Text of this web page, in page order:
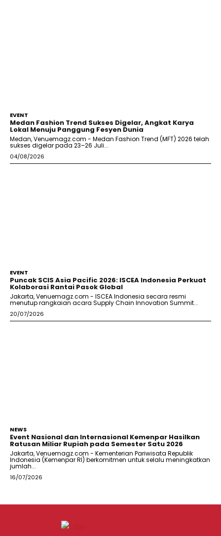
EVENT
Medan Fashion Trend Sukses Digelar, Angkat Karya
Lokal Menuju Panggung Fesyen Dunia
Medan, Venuemagz.com - Medan Fashion Trend (MFT) 2026 telah
sukses digelar pada 23–26 Juli...
04/08/2026
EVENT
Puncak SCIS Asia Pacific 2026: ISCEA Indonesia Perkuat
Kolaborasi Rantai Pasok Global
Jakarta, Venuemagz.com - ISCEA Indonesia secara resmi
menutup rangkaian acara Supply Chain Innovation Summit...
20/07/2026
NEWS
Event Nasional dan Internasional Kemenpar Hasilkan
Ratusan Miliar Rupiah pada Semester Satu 2026
Jakarta, Venuemagz.com - Kementerian Pariwisata Republik
Indonesia (Kemenpar RI) berkomitmen untuk selalu meningkatkan
jumlah...
16/07/2026